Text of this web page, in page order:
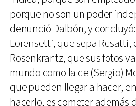
porque no son un poder
denunció Dalbón, y concluyó:
Lorensetti, que sepa Rosatti,
Rosenkrantz, que sus fotos
mundo como la de (Sergio)
que pueden llegar a hacer,
hacerlo, es cometer además